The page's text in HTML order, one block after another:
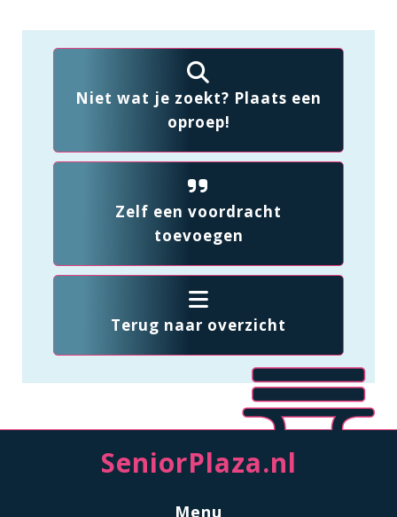
Niet wat je zoekt? Plaats een
oproep!
Zelf een voordracht
toevoegen
Terug naar overzicht
SeniorPlaza.nl
Menu